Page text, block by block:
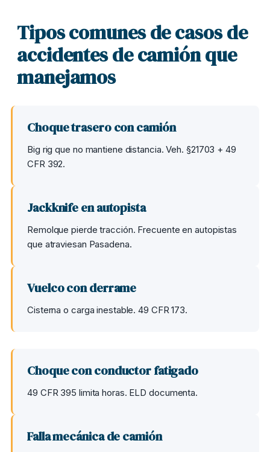
Tipos comunes de casos de
accidentes de camión que
manejamos
Choque trasero con camión
Big rig que no mantiene distancia. Veh. §21703 + 49
CFR 392.
Jackknife en autopista
Remolque pierde tracción. Frecuente en autopistas
que atraviesan Pasadena.
Vuelco con derrame
Cisterna o carga inestable. 49 CFR 173.
Choque con conductor fatigado
49 CFR 395 limita horas. ELD documenta.
Falla mecánica de camión